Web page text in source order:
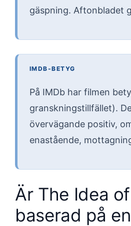
gäspning. Aftonbladet
IMDB-BETYG
På IMDb har filmen
granskningstillfället).
övervägande positiv,
enastående,
Är The Idea
baserad på